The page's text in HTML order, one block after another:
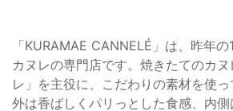
「KURAMAE CANNELÉ」は、昨年
カヌレの専門店です。焼きたてのカ
レ」を主役に、こだわりの素材を使っ
外は香ばしくパリっとした食感、内